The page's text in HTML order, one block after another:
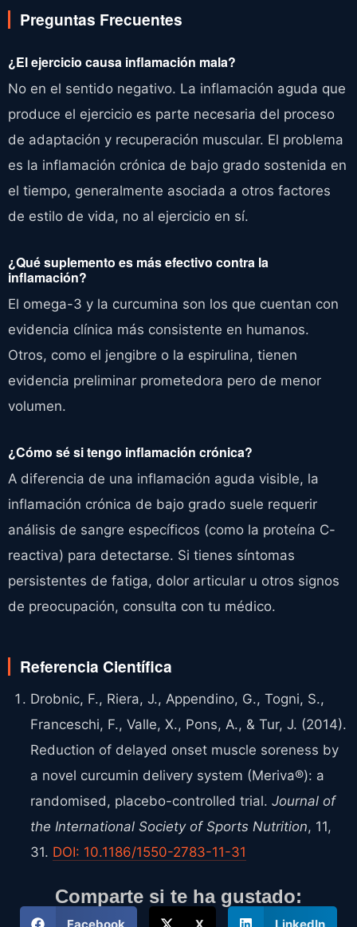
Preguntas Frecuentes
¿El ejercicio causa inflamación mala?
No en el sentido negativo. La inflamación aguda que
produce el ejercicio es parte necesaria del proceso
de adaptación y recuperación muscular. El problema
es la inflamación crónica de bajo grado sostenida en
el tiempo, generalmente asociada a otros factores
de estilo de vida, no al ejercicio en sí.
¿Qué suplemento es más efectivo contra la
inflamación?
El omega-3 y la curcumina son los que cuentan con
evidencia clínica más consistente en humanos.
Otros, como el jengibre o la espirulina, tienen
evidencia preliminar prometedora pero de menor
volumen.
¿Cómo sé si tengo inflamación crónica?
A diferencia de una inflamación aguda visible, la
inflamación crónica de bajo grado suele requerir
análisis de sangre específicos (como la proteína C-
reactiva) para detectarse. Si tienes síntomas
persistentes de fatiga, dolor articular u otros signos
de preocupación, consulta con tu médico.
Referencia Científica
Drobnic, F., Riera, J., Appendino, G., Togni, S.,
Franceschi, F., Valle, X., Pons, A., & Tur, J. (2014).
Reduction of delayed onset muscle soreness by
a novel curcumin delivery system (Meriva®): a
randomised, placebo-controlled trial. Journal of
the International Society of Sports Nutrition, 11,
31. DOI: 10.1186/1550-2783-11-31
Comparte si te ha gustado: